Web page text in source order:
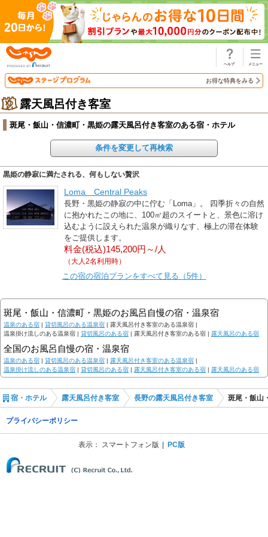
お得な特典をみる
露天風呂付き客室
斑尾・飯山・信濃町・黒姫の露天風呂付き客室のある宿・ホテル
条件を変更して再検索
黒姫の静寂に満たされる、何もしない贅沢
Loma Central Peaks
長野・黒姫の静寂の中に佇む「Loma」。 四季折々の自然
に抱かれたこの地に、100㎡超のスイートと、景色に溶け
込むように設えられた温泉が織りなす、極上の滞在体験
をご提供します。
料金(税込)145,200円～/人
（大人2名利用時）
この宿の宿泊プランをすべて見る（5件）
斑尾・飯山・信濃町・黒姫のお風呂自慢の宿・温泉宿
温泉のある宿 | 貸切風呂のある温泉宿 | 露天風呂付き客室のある温泉宿 |
温泉掛け流しのある温泉宿 | 貸切風呂のある宿 | 露天風呂付き客室のある宿 | 露天風呂のある宿
全国のお風呂自慢の宿・温泉宿
温泉のある宿 | 貸切風呂のある温泉宿 | 露天風呂付き客室のある温泉宿 |
温泉掛け流しのある温泉宿 | 貸切風呂のある宿 | 露天風呂付き客室のある宿 | 露天風呂のある宿
宿・ホテル 露天風呂付き客室 長野の露天風呂付き客室 斑尾・飯山
プライバシーポリシー
表示： スマートフォン版 PC版